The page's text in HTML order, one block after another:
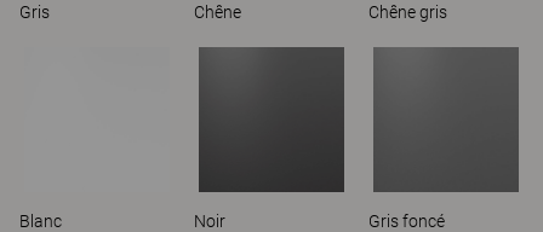
Gris Chêne Chêne gris
Blanc Noir Gris foncé